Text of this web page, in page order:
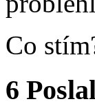
Co
6